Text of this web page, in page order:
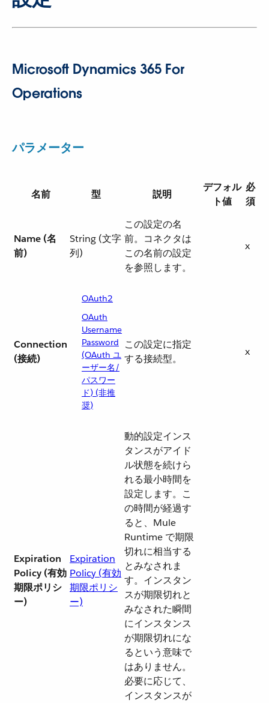
Microsoft Dynamics 365 For
Operations
パラメーター
名前 型 説明
デフォル
ト値
必
須
Name (名
前)
String (文字
列)
この設定の名
前。コネクタは
この名前の設定
を参照します。
x
Connection
(接続)
OAuth2
OAuth
Username
Password
(OAuth ユ
ーザー名/
パスワー
ド) (非推
奨)
この設定に指定
する接続型。
x
Expiration
Policy (有効
期限ポリシ
ー)
Expiration
Policy (有効
期限ポリシ
ー)
動的設定インス
タンスがアイド
ル状態を続けら
れる最小時間を
設定します。こ
の時間が経過す
ると、Mule
Runtime で期限
切れに相当する
とみなされま
す。インスタン
スが期限切れと
みなされた瞬間
にインスタンス
が期限切れにな
るという意味で
はありません。
必要に応じて、
インスタンスが